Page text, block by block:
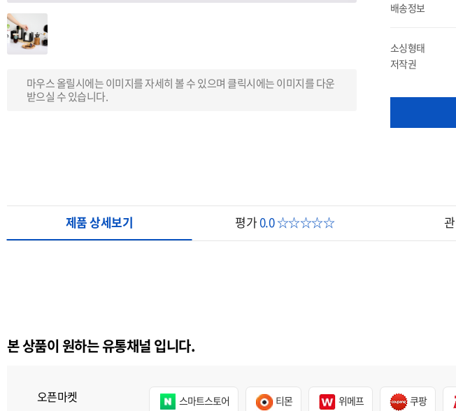
마우스 올릴시에는 이미지를 자세히 볼 수 있으며 클릭시에는 이미지를 다운
받으실 수 있습니다.
배송정보
소싱형태
저작권
제품 상세보기 평가0.0 ☆☆☆☆☆
본 상품이 원하는 유통채널 입니다.
오픈마켓 스마트스토어 티몬 위메프 쿠팡